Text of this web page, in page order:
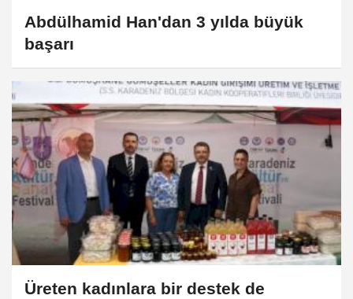
Abdülhamid Han'dan 3 yılda büyük
başarı
Üreten kadınlara bir destek de